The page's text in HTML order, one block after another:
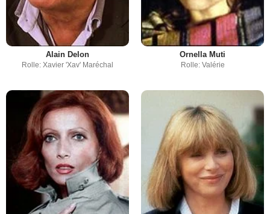
Alain Delon
Rolle: Xavier 'Xav' Maréchal
Ornella Muti
Rolle: Valérie